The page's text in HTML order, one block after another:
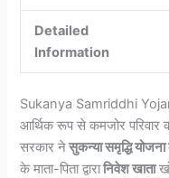
Detailed
Information
Sukanya Samriddhi
आर्थिक रूप से कमजोर परिवार
सरकार नेसुकन्या समृद्धि
के माता-पिता द्वारानिवेश खाता